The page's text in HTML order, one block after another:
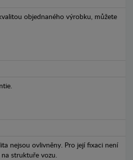
objednaného výrobku, můžete
nejsou ovlivněny. Pro její fixaci není
na struktuře vozu.